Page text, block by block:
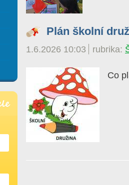
Plán školní
1.6.2026 10:03 rubrika:
Co